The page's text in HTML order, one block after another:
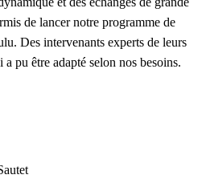
de lancer notre programme de
Des intervenants experts de leurs
pu être adapté selon nos besoins.